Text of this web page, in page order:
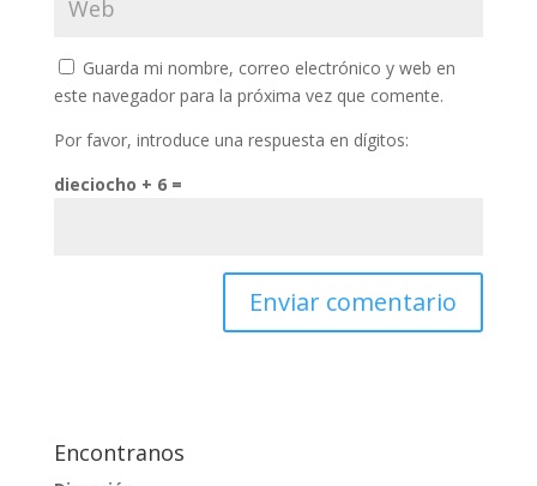
Guarda mi nombre, correo electrónico y web en
este navegador para la próxima vez que comente.
Por favor, introduce una respuesta en dígitos:
dieciocho + 6 =
Encontranos